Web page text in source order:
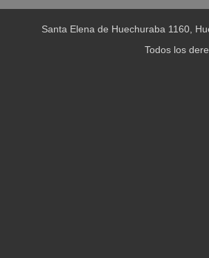
Santa Elena de Huechuraba 1160,
Todos los